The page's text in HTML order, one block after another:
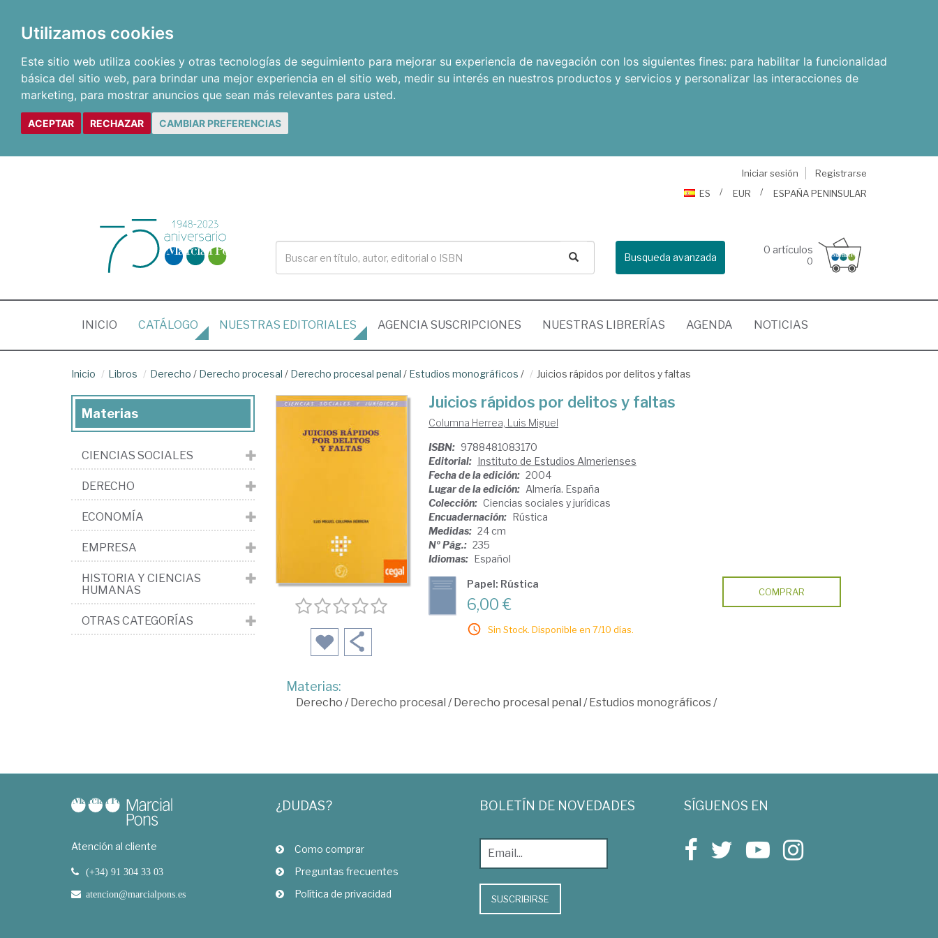
Utilizamos cookies
Este sitio web utiliza cookies y otras tecnologías de seguimiento para mejorar su experiencia de navegación con los siguientes fines: para habilitar la funcionalidad
básica del sitio web, para brindar una mejor experiencia en el sitio web, medir su interés en nuestros productos y servicios y personalizar las interacciones de
marketing, para mostrar anuncios que sean más relevantes para usted.
ACEPTAR RECHAZAR CAMBIAR PREFERENCIAS
Iniciar sesión
Registrarse
ES
EUR ESPAÑA PENINSULAR
Busqueda avanzada
0 artículos
0
INICIO (CURRENT)
CATÁLOGO NUESTRAS EDITORIALES AGENCIA SUSCRIPCIONES NUESTRAS LIBRERÍAS AGENDA NOTICIAS
Inicio Libros Derecho / Derecho procesal / Derecho procesal penal / Estudios monográficos / Juicios rápidos por delitos y faltas
Juicios rápidos por delitos y faltas
Columna Herrea, Luis Miguel
ISBN: 9788481083170
Editorial: Instituto de Estudios Almerienses
Fecha de la edición: 2004
Lugar de la edición: Almería. España
Colección: Ciencias sociales y jurídicas
Encuadernación: Rústica
Medidas: 24 cm
Nº Pág.: 235
Idiomas: Español
Papel: Rústica
6,00 €
Sin Stock. Disponible en 7/10 días.
COMPRAR
Materias:
Derecho /Derecho procesal /Derecho procesal penal /Estudios monográficos/
Materias
CIENCIAS SOCIALES
DERECHO
ECONOMÍA
EMPRESA
HISTORIA Y CIENCIAS
HUMANAS
OTRAS CATEGORÍAS
Atención al cliente
(+34) 91 304 33 03
atencion@marcialpons.es
¿DUDAS?
Como comprar
Preguntas frecuentes
Política de privacidad
BOLETÍN DE NOVEDADES
SUSCRIBIRSE
SÍGUENOS EN